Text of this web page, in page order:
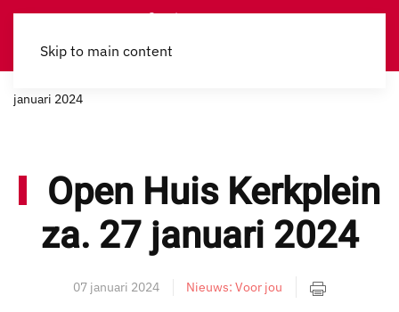
Skip to main content
januari 2024
Open Huis Kerkplein
za. 27 januari 2024
07 januari 2024 Nieuws: Voor jou